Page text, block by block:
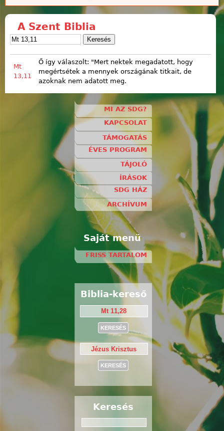
A Szent Biblia
Mt
13,11
Ő így válaszolt: "Mert nektek megadatott, hogy
megértsétek a mennyek országának titkait, de
azoknak nem adatott meg.
MI AZ SDG?
KAPCSOLAT
TÁMOGATÁS
ÉVES PROGRAM
TÁJOLÓ
ÍRÁSOK
SDG HÁZ
ARCHÍVUM
Saját menü
FRISS TARTALOM
Biblia-kereső
Keresés